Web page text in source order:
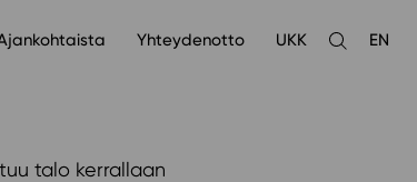
Yhteydenotto UKK
Avaa
EN
talo kerrallaan